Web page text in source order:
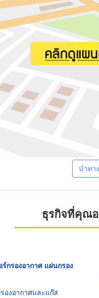
นำทาง
ธุรกิจที่คุณ
กรองอากาศ แผ่นกรอง
รองอากาศและแก๊ส